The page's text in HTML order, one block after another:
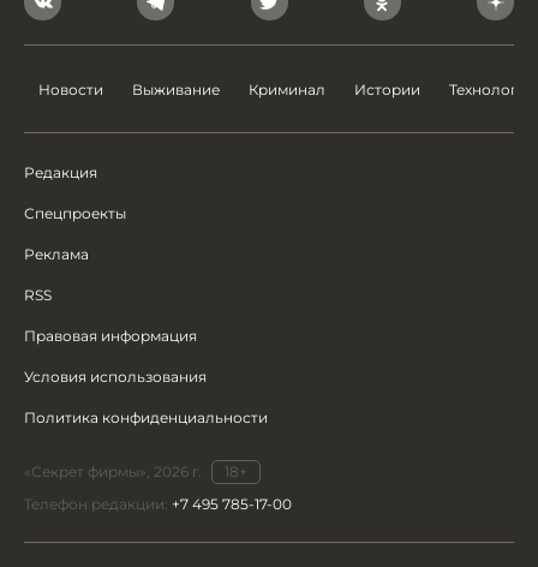
Новости Выживание Криминал Истории Технологии
Редакция
Спецпроекты
Реклама
RSS
Правовая информация
Условия использования
Политика конфиденциальности
«Секрет фирмы», 2026 г.
18+
Телефон редакции: +7 495 785-17-00